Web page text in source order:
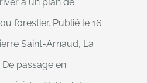
forestier. Publié le 16
Saint-Arnaud, La
De passage en